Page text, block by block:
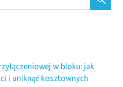
w bloku: jak
i uniknąć kosztownych